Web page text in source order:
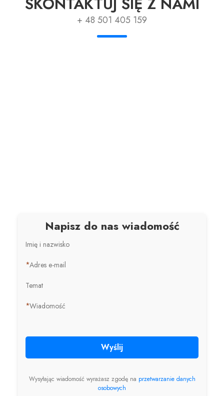
+ 48 501 405 159
Napisz do nas wiadomość
Imię i nazwisko
*Adres e-mail
Temat
*Wiadomość
Wyślij
Wysyłając wiadomość wyrażasz zgodę na przetwarzanie danych
osobowych